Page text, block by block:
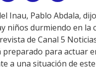
Link
Inau, Pablo Abdala,
niños durmiendo en la
de Canal 5
preparado para actuar
a una situación de